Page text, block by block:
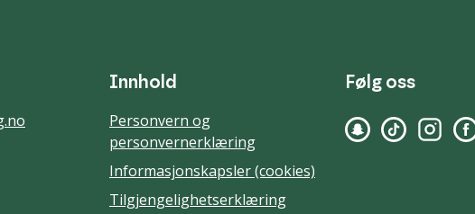
Innhold
Personvern og
personvernerklæring
Informasjonskapsler (cookies)
Tilgjengelighetserklæring
Følg oss